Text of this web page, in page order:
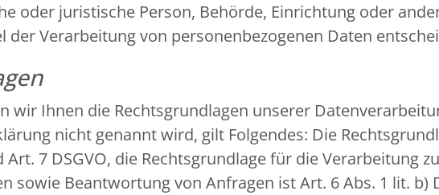
oder juristische Person, Behörde, Einrichtung oder
Verarbeitung von personenbezogenen Daten
wir Ihnen die Rechtsgrundlagen unserer
nicht genannt wird, gilt Folgendes: Die
7 DSGVO, die Rechtsgrundlage für die Verarbeitung
Beantwortung von Anfragen ist Art. 6 Abs. 1 lit. b)